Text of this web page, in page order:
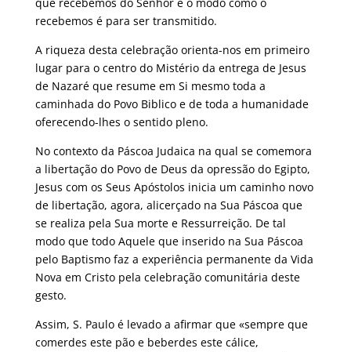
recebemos é para ser transmitido.
A riqueza desta celebração orienta-nos em primeiro
lugar para o centro do Mistério da entrega de Jesus
de Nazaré que resume em Si mesmo toda a
caminhada do Povo Biblico e de toda a humanidade
oferecendo-lhes o sentido pleno.
No contexto da Páscoa Judaica na qual se comemora
a libertação do Povo de Deus da opressão do Egipto,
Jesus com os Seus Apóstolos inicia um caminho novo
de libertação, agora, alicerçado na Sua Páscoa que
se realiza pela Sua morte e Ressurreição. De tal
modo que todo Aquele que inserido na Sua Páscoa
pelo Baptismo faz a experiência permanente da Vida
Nova em Cristo pela celebração comunitária deste
gesto.
Assim, S. Paulo é levado a afirmar que «sempre que
comerdes este pão e beberdes este cálice,